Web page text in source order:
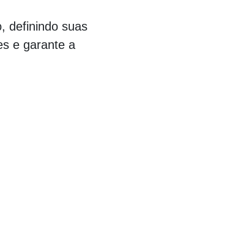
definindo suas
e garante a